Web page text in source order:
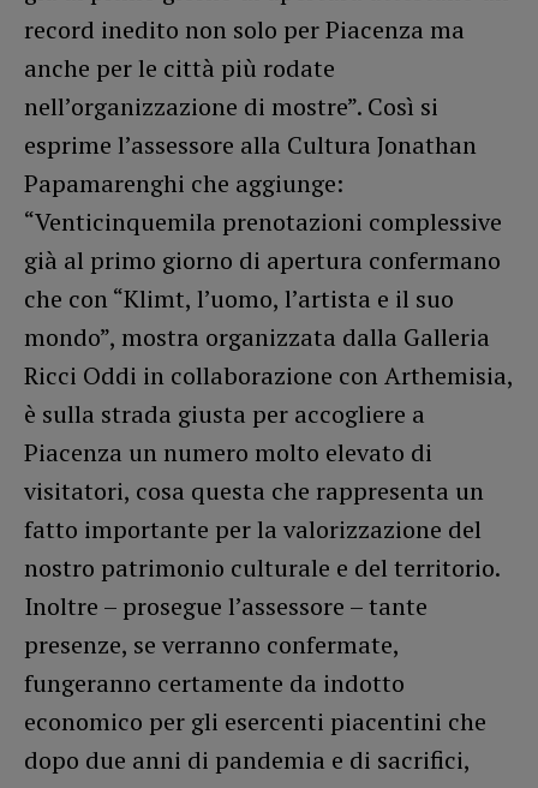
record inedito non solo per Piacenza ma
anche per le città più rodate
nell’organizzazione di mostre”. Così si
esprime l’assessore alla Cultura Jonathan
Papamarenghi che aggiunge:
“Venticinquemila prenotazioni complessive
già al primo giorno di apertura confermano
che con “Klimt, l’uomo, l’artista e il suo
mondo”, mostra organizzata dalla Galleria
Ricci Oddi in collaborazione con Arthemisia,
è sulla strada giusta per accogliere a
Piacenza un numero molto elevato di
visitatori, cosa questa che rappresenta un
fatto importante per la valorizzazione del
nostro patrimonio culturale e del territorio.
Inoltre – prosegue l’assessore – tante
presenze, se verranno confermate,
fungeranno certamente da indotto
economico per gli esercenti piacentini che
dopo due anni di pandemia e di sacrifici,